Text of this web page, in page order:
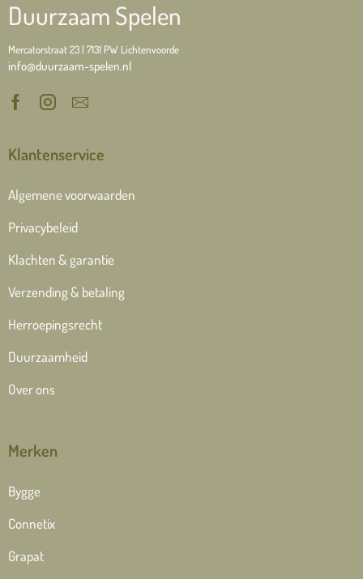
Duurzaam Spelen
Mercatorstraat 23 | 7131 PW Lichtenvoorde
info@duurzaam-spelen.nl
Klantenservice
Algemene voorwaarden
Privacybeleid
Klachten & garantie
Verzending & betaling
Herroepingsrecht
Duurzaamheid
Over ons
Merken
Bygge
Connetix
Grapat